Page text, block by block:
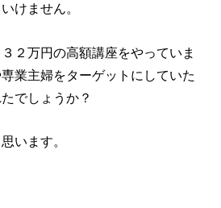
けません。
２万円の高額講座をやっていま
業主婦をターゲットにしていた
でしょうか？
います。